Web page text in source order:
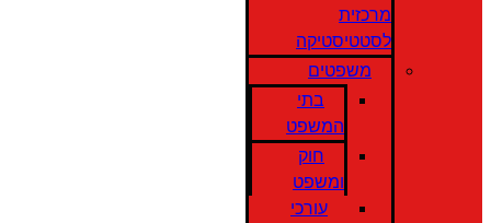
מרכזית
לסטטיסטיקה
משפטים
בתי
המשפט
חוק
ומשפט
עורכי